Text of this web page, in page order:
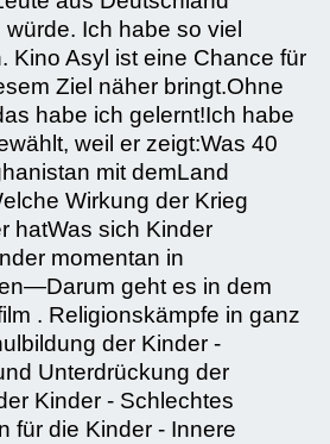
Ich habe so viel
Kino Asyl ist eine Chance für
Ziel näher bringt.Ohne
habe ich gelernt!Ich habe
weil er zeigt:Was 40
mit demLand
Wirkung der Krieg
hatWas sich Kinder
momentan in
geht es in dem
. Religionskämpfe in ganz
der Kinder -
Unterdrückung der
Kinder - Schlechtes
für die Kinder - Innere